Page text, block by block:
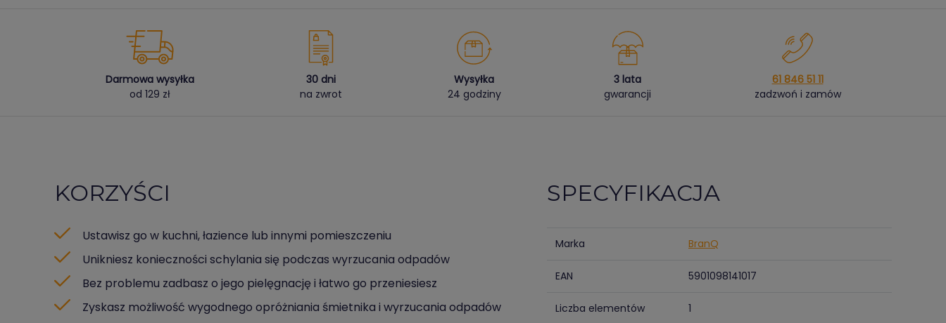
Darmowa wysyłka
od 129 zł
30 dni
na zwrot
Wysyłka
24 godziny
3 lata
gwarancji
61 846 51 11
zadzwoń i zamów
KORZYŚCI
Ustawisz go w kuchni, łazience lub innymi pomieszczeniu
Unikniesz konieczności schylania się podczas wyrzucania odpadów
Bez problemu zadbasz o jego pielęgnację i łatwo go przeniesiesz
Zyskasz możliwość wygodnego opróżniania śmietnika i wyrzucania odpadów
SPECYFIKACJA
Marka BranQ
EAN 5901098141017
Liczba elementów 1